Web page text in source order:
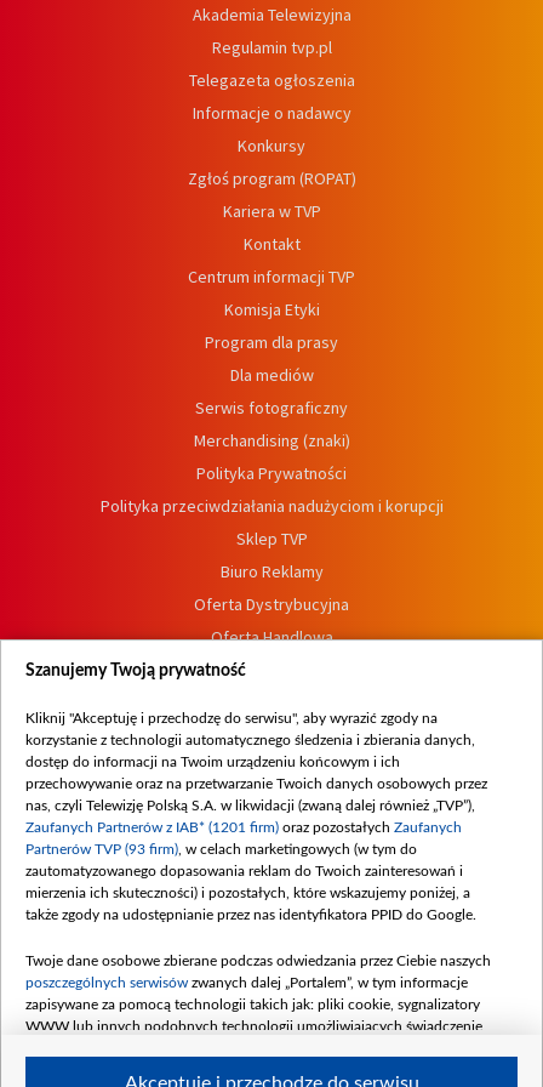
Akademia Telewizyjna
Regulamin tvp.pl
Telegazeta ogłoszenia
Informacje o nadawcy
Konkursy
Zgłoś program (ROPAT)
Kariera w TVP
Kontakt
Centrum informacji TVP
Komisja Etyki
Program dla prasy
Dla mediów
Serwis fotograficzny
Merchandising (znaki)
Polityka Prywatności
Polityka przeciwdziałania nadużyciom i korupcji
Sklep TVP
Biuro Reklamy
Oferta Dystrybucyjna
Oferta Handlowa
Dostępność
Procedura zgłoszeń wewnętrznych
Szanujemy Twoją prywatność
Kliknij "Akceptuję i przechodzę do serwisu", aby wyrazić zgody na
korzystanie z technologii automatycznego śledzenia i zbierania danych,
dostęp do informacji na Twoim urządzeniu końcowym i ich
przechowywanie oraz na przetwarzanie Twoich danych osobowych przez
nas, czyli Telewizję Polską S.A. w likwidacji (zwaną dalej również „TVP”),
Zaufanych Partnerów z IAB* (1201 firm) oraz pozostałych Zaufanych
Partnerów TVP (93 firm) , w celach marketingowych (w tym do
zautomatyzowanego dopasowania reklam do Twoich zainteresowań i
mierzenia ich skuteczności) i pozostałych, które wskazujemy poniżej, a
także zgody na udostępnianie przez nas identyfikatora PPID do Google.
Twoje dane osobowe zbierane podczas odwiedzania przez Ciebie naszych
poszczególnych serwisów zwanych dalej „Portalem”, w tym informacje
zapisywane za pomocą technologii takich jak: pliki cookie, sygnalizatory
WWW lub innych podobnych technologii umożliwiających świadczenie